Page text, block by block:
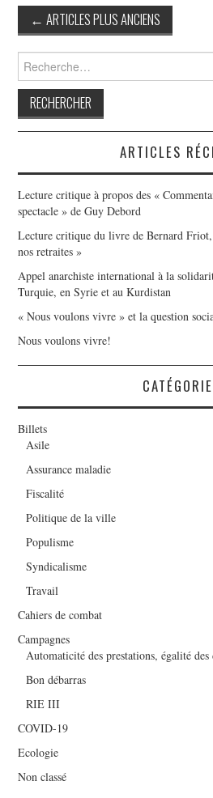
Navigation
des
articles
← ARTICLES PLUS ANCIENS
Rechercher :
ARTICLES
Lecture critique à propos des «
spectacle » de Guy Debord
Lecture critique du livre de Bernard
nos retraites »
Appel anarchiste international à la
Turquie, en Syrie et au Kurdistan
« Nous voulons vivre » et la question
Nous voulons vivre!
Billets
Asile
Assurance maladie
Fiscalité
Politique de la ville
Populisme
Syndicalisme
Travail
Cahiers de combat
Campagnes
Automaticité des prestations, égalité
Bon débarras
RIE III
COVID-19
Ecologie
Non classé